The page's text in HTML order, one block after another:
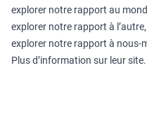
explorer notre rapport au
explorer notre rapport à l’autre,
explorer notre rapport à nous-
Plus d’information sur leursite.